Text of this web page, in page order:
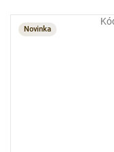
Novinka